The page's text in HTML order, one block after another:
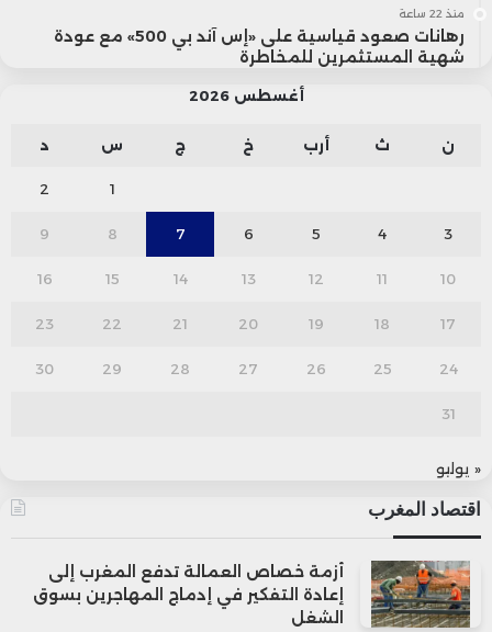
منذ 22 ساعة
رهانات صعود قياسية على «إس آند بي 500» مع عودة
شهية المستثمرين للمخاطرة
أغسطس 2026
ن ث أرب خ ج س د
1
2
3
4
5
6
7
8
9
10
11
12
13
14
15
16
17
18
19
20
21
22
23
24
25
26
27
28
29
30
31
« يوليو
اقتصاد المغرب
أزمة خصاص العمالة تدفع المغرب إلى
إعادة التفكير في إدماج المهاجرين بسوق
الشغل